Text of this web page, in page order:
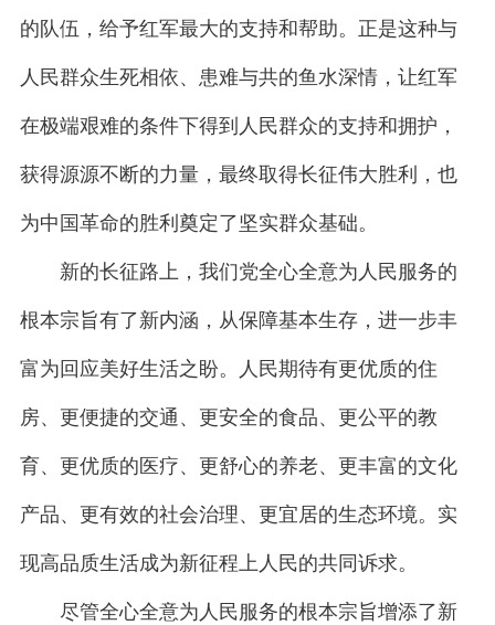
的队伍，给予红军最大的支持和帮助。正是这种与
人民群众生死相依、患难与共的鱼水深情，让红军
在极端艰难的条件下得到人民群众的支持和拥护，
获得源源不断的力量，最终取得长征伟大胜利，也
为中国革命的胜利奠定了坚实群众基础。
新的长征路上，我们党全心全意为人民服务的
根本宗旨有了新内涵，从保障基本生存，进一步丰
富为回应美好生活之盼。人民期待有更优质的住
房、更便捷的交通、更安全的食品、更公平的教
育、更优质的医疗、更舒心的养老、更丰富的文化
产品、更有效的社会治理、更宜居的生态环境。实
现高品质生活成为新征程上人民的共同诉求。
尽管全心全意为人民服务的根本宗旨增添了新